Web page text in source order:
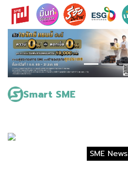
Skip
content
Smart SME
Search
for:
SME News